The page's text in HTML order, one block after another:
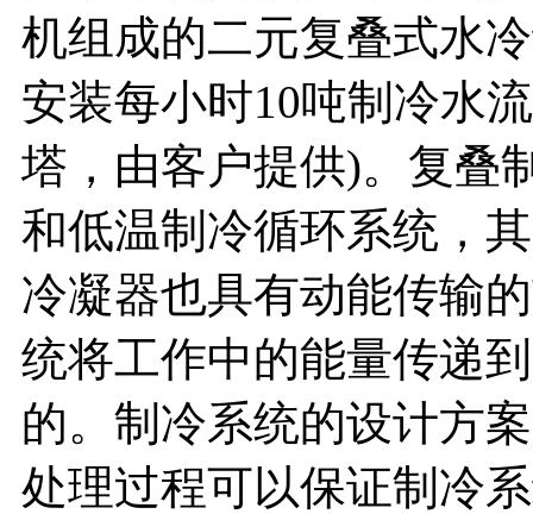
机组成的二元复叠式水
安装每小时10吨制冷水
塔，由客户提供)。复叠
和低温制冷循环系统，
冷凝器也具有动能传输
统将工作中的能量传递
的。制冷系统的设计方
处理过程可以保证制冷